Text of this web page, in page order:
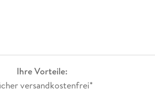
Ihre Vorteile:
versandkostenfrei*